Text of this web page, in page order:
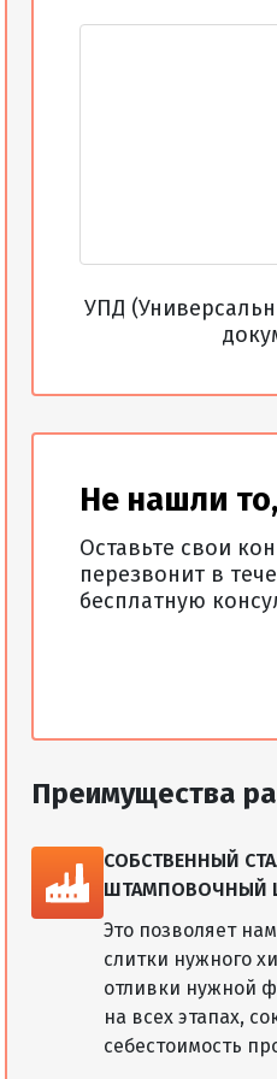
Круг 33 Сталь 60С2Н2А
Круг 34 Сталь 60С2Н2А
Круг 35 Сталь 60С2Н2А
Круг 37 Сталь 60С2Н2А
Круг 38 Сталь 60С2Н2А
Круг 40 Сталь 60С2Н2А
Круг 41 Сталь 60С2Н2А
Круг 42 Сталь 60С2Н2А
Круг 44 Сталь 60С2Н2А
УПД
Не нашли
Оставьте свои
перезвонит в
бесплатную
Преимущества
СОБСТВЕННЫЙ
ШТАМПОВОЧНЫЙ
Это позволяет
слитки нужного
отливки нужной
на всех этапах,
себестоимость